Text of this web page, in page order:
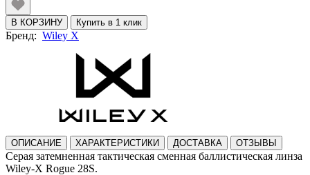
В КОРЗИНУ Купить в 1 клик
Бренд: Wiley X
ОПИСАНИЕ ХАРАКТЕРИСТИКИ ДОСТАВКА ОТЗЫВЫ
Серая затемненная тактическая сменная баллистическая линза
Wiley-X Rogue 28S.